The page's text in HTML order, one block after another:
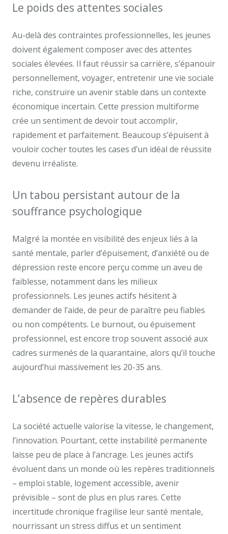
Le poids des attentes sociales
Au-delà des contraintes professionnelles, les jeunes
doivent également composer avec des attentes
sociales élevées. Il faut réussir sa carrière, s’épanouir
personnellement, voyager, entretenir une vie sociale
riche, construire un avenir stable dans un contexte
économique incertain. Cette pression multiforme
crée un sentiment de devoir tout accomplir,
rapidement et parfaitement. Beaucoup s’épuisent à
vouloir cocher toutes les cases d’un idéal de réussite
devenu irréaliste.
Un tabou persistant autour de la
souffrance psychologique
Malgré la montée en visibilité des enjeux liés à la
santé mentale, parler d’épuisement, d’anxiété ou de
dépression reste encore perçu comme un aveu de
faiblesse, notamment dans les milieux
professionnels. Les jeunes actifs hésitent à
demander de l’aide, de peur de paraître peu fiables
ou non compétents. Le burnout, ou épuisement
professionnel, est encore trop souvent associé aux
cadres surmenés de la quarantaine, alors qu’il touche
aujourd’hui massivement les 20-35 ans.
L’absence de repères durables
La société actuelle valorise la vitesse, le changement,
l’innovation. Pourtant, cette instabilité permanente
laisse peu de place à l’ancrage. Les jeunes actifs
évoluent dans un monde où les repères traditionnels
– emploi stable, logement accessible, avenir
prévisible – sont de plus en plus rares. Cette
incertitude chronique fragilise leur santé mentale,
nourrissant un stress diffus et un sentiment